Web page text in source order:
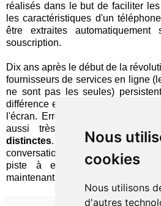
Nous
cookies
Nous utilisons
d'autres
réalisés dans le but de faciliter
les caractéristiques d'un
être extraites
souscription.
Dix ans après le début de la
fournisseurs de services en ligne
ne sont pas les seules)
différence entre un PC et un
l'écran. Erreur : les utilisations et
aussi très éloignés et
distinctes. À l'heure
conversationnelles constituent
piste à explorer pour ces
maintenant toute notre attention.